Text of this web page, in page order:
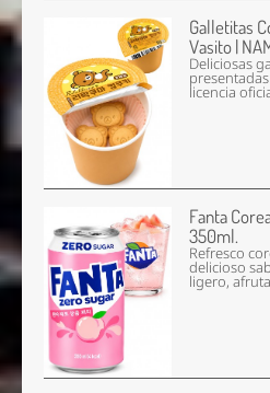
Galletitas
Vasito |
Deliciosas
licencia
Fanta
350ml.
Refresco
delicioso
ligero,